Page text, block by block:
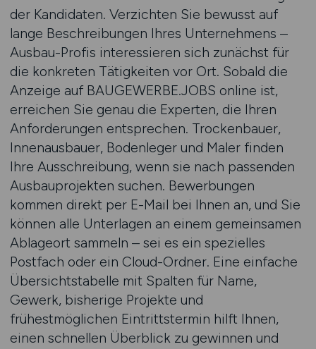
der Kandidaten. Verzichten Sie bewusst auf
lange Beschreibungen Ihres Unternehmens –
Ausbau-Profis interessieren sich zunächst für
die konkreten Tätigkeiten vor Ort. Sobald die
Anzeige auf BAUGEWERBE.JOBS online ist,
erreichen Sie genau die Experten, die Ihren
Anforderungen entsprechen. Trockenbauer,
Innenausbauer, Bodenleger und Maler finden
Ihre Ausschreibung, wenn sie nach passenden
Ausbauprojekten suchen. Bewerbungen
kommen direkt per E-Mail bei Ihnen an, und Sie
können alle Unterlagen an einem gemeinsamen
Ablageort sammeln – sei es ein spezielles
Postfach oder ein Cloud-Ordner. Eine einfache
Übersichtstabelle mit Spalten für Name,
Gewerk, bisherige Projekte und
frühestmöglichen Eintrittstermin hilft Ihnen,
einen schnellen Überblick zu gewinnen und